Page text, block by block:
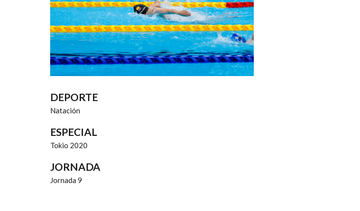
DEPORTE
Natación
ESPECIAL
Tokio 2020
JORNADA
Jornada 9